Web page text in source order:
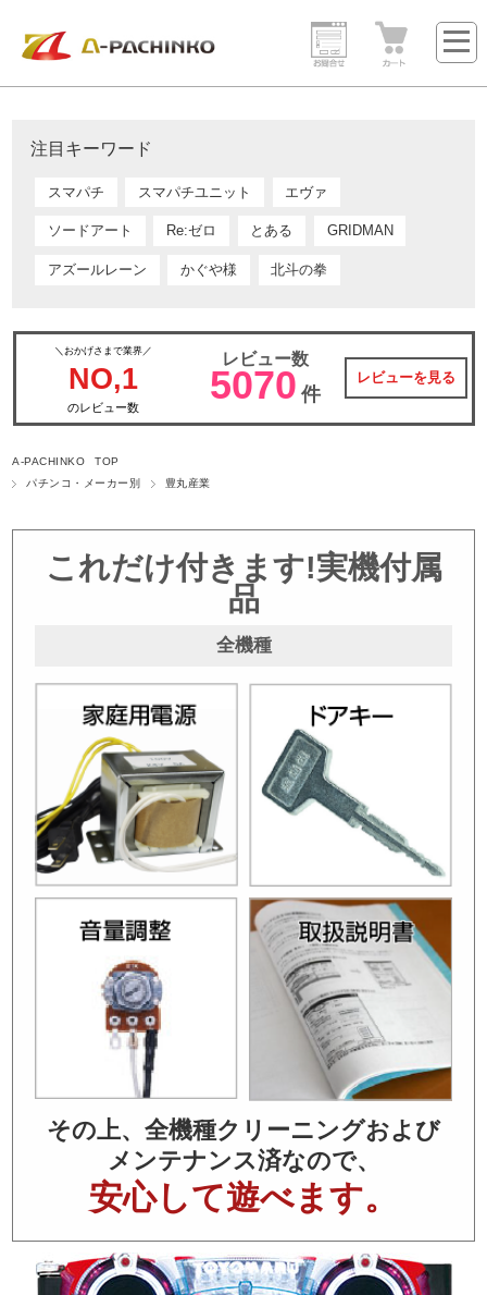
注目キーワード
スマパチ スマパチユニット エヴァ
ソードアート Re:ゼロ とある GRIDMAN
アズールレーン かぐや様 北斗の拳
＼おかげさまで業界／
NO,1
のレビュー数
レビュー数
5070 件
レビューを見る
A-PACHINKO TOP
パチンコ・メーカー別
豊丸産業
これだけ付きます!実機付属
品
全機種
その上、全機種クリーニングおよび
メンテナンス済なので、
安心して遊べます。